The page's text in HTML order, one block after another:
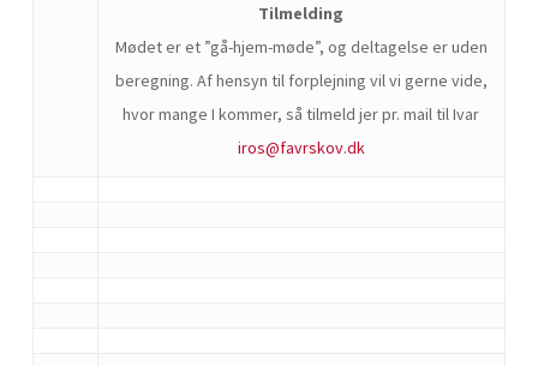
Tilmelding
Mødet er et ”gå-hjem-møde”, og deltagelse er uden
beregning. Af hensyn til forplejning vil vi gerne vide,
hvor mange I kommer, så tilmeld jer pr. mail til Ivar
iros@favrskov.dk